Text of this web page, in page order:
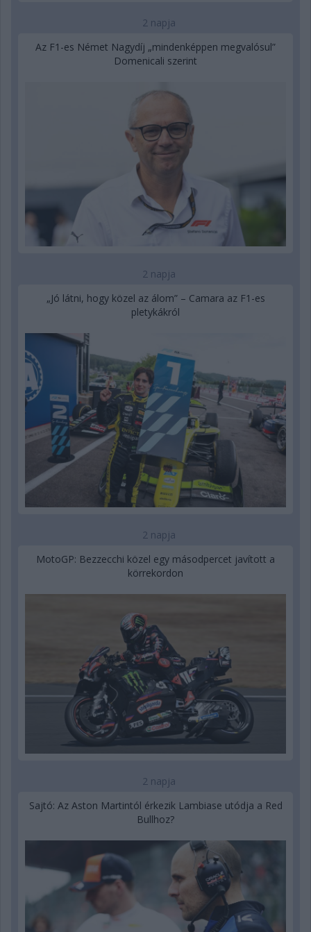
2 napja
Az F1-es Német Nagydíj „mindenképpen megvalósul”
Domenicali szerint
2 napja
„Jó látni, hogy közel az álom” – Camara az F1-es
pletykákról
2 napja
MotoGP: Bezzecchi közel egy másodpercet javított a
körrekordon
2 napja
Sajtó: Az Aston Martintól érkezik Lambiase utódja a Red
Bullhoz?